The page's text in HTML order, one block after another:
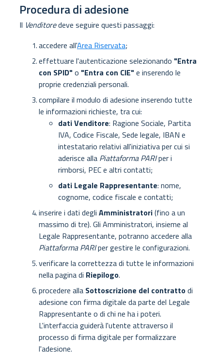
Procedura di adesione
Il Venditoredeve seguire questi passaggi:
accedere all'Area Riservata;
effettuare l'autenticazione selezionando "Entra
con SPID" o "Entra con CIE" e inserendo le
proprie credenziali personali.
compilare il modulo di adesione inserendo tutte
le informazioni richieste, tra cui:
dati Venditore: Ragione Sociale, Partita
IVA, Codice Fiscale, Sede legale, IBAN e
intestatario relativi all'iniziativa per cui si
aderisce alla Piattaforma PARIper i
rimborsi, PEC e altri contatti;
dati Legale Rappresentante: nome,
cognome, codice fiscale e contatti;
inserire i dati degli Amministratori(fino a un
massimo di tre). Gli Amministratori, insieme al
Legale Rappresentante, potranno accedere alla
Piattaforma PARIper gestire le configurazioni.
verificare la correttezza di tutte le informazioni
nella pagina di Riepilogo.
procedere alla Sottoscrizione del contrattodi
adesione con firma digitale da parte del Legale
Rappresentante o di chi ne ha i poteri.
L'interfaccia guiderà l'utente attraverso il
processo di firma digitale per formalizzare
l'adesione.